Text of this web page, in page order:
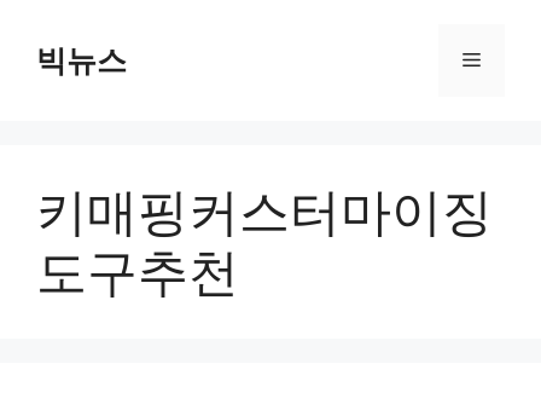
빅뉴스 메
키매핑커스터마이징
도구추천